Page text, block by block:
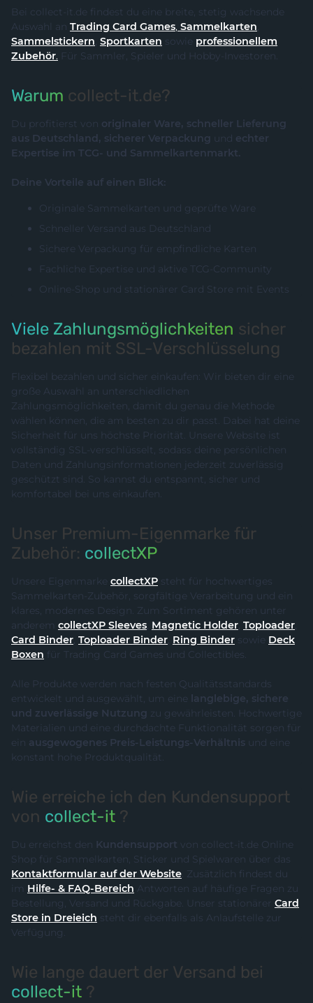
Bei collect-it.de findest du eine breite, stetig wachsende
Auswahl an
Trading Card Games, Sammelkarten,
Sammelstickern, Sportkarten sowie professionellem
Zubehör. Für Sammler, Spieler und Hobby-Investoren.
Warum collect-it.de?
Du profitierst von originaler Ware, schneller Lieferung
aus Deutschland, sicherer Verpackung und echter
Expertise im TCG- und Sammelkartenmarkt.
Deine Vorteile auf einen Blick:
Originale Sammelkarten und geprüfte Ware
Schneller Versand aus Deutschland
Sichere Verpackung für empfindliche Karten
Fachliche Expertise und aktive TCG-Community
Online-Shop und stationärer Card Store mit Events
Viele Zahlungsmöglichkeiten sicher
bezahlen mit SSL-Verschlüsselung
Flexibel bezahlen und sicher einkaufen: Wir bieten dir eine
große Auswahl an unterschiedlichen
Zahlungsmöglichkeiten, damit du genau die Methode
wählen können, die am besten zu dir passt. Dabei hat deine
Sicherheit für uns höchste Priorität. Unsere Website ist
vollständig SSL-verschlüsselt, sodass deine persönlichen
Daten und Zahlungsinformationen jederzeit zuverlässig
geschützt sind. So kannst du entspannt, sicher und
komfortabel bei uns einkaufen.
Unser Premium-Eigenmarke für
Zubehör: collectXP
Unsere Eigenmarke collectXP steht für hochwertiges
Sammelkarten-Zubehör, sorgfältige Verarbeitung und ein
klares, modernes Design. Zum Sortiment gehören unter
anderem collectXP Sleeves, Magnetic Holder, Toploader,
Card Binder, Toploader Binder, Ring Binder sowie Deck
Boxen für Trading Card Games und Collectibles.
Alle Produkte werden nach festen Qualitätsstandards
entwickelt und ausgewählt, um eine langlebige, sichere
und zuverlässige Nutzung zu gewährleisten. Hochwertige
Materialien und eine durchdachte Funktionalität sorgen für
ein ausgewogenes Preis-Leistungs-Verhältnis und eine
konstant hohe Produktqualität.
Wie erreiche ich den Kundensupport
von collect-it ?
Du erreichst den Kundensupport von collect-it.de Online
Shop für Sammelkarten, Sticker und Spielwaren über das
Kontaktformular auf der Website. Zusätzlich findest du
im Hilfe- & FAQ-Bereich Antworten auf häufige Fragen zu
Bestellung, Versand und Rückgabe. Unser stationärer Card
Store in Dreieich steht dir ebenfalls als Anlaufstelle zur
Verfügung.
Wie lange dauert der Versand bei
collect-it ?